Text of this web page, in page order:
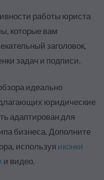
работы юриста
которые вам
заголовок,
задач и подписи.
идеально
юридические
адаптирован для
бизнеса. Дополните
используя иконки
и видео.